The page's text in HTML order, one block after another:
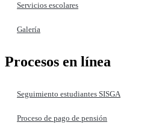
Servicios escolares
Galería
Procesos en línea
Seguimiento estudiantes SISGA
Proceso de pago de pensión